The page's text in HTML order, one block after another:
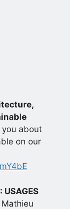
about
on our
USAGES